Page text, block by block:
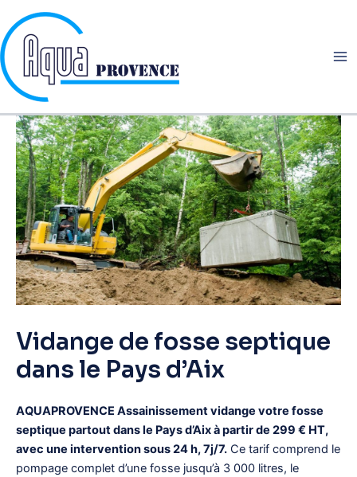
au
contenu
Vidange de fosse septique
dans le Pays d’Aix
AQUAPROVENCE Assainissement vidange votre fosse
septique partout dans le Pays d’Aix à partir de 299 € HT,
avec une intervention sous 24 h, 7j/7. Ce tarif comprend le
pompage complet d’une fosse jusqu’à 3 000 litres, le